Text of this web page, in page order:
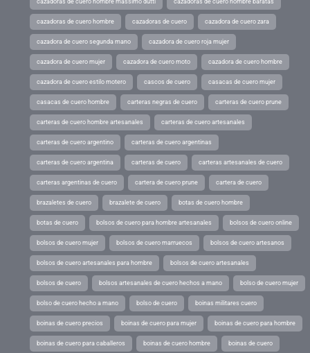
cazadoras de cuero hombre cazadoras de cuero cazadora de cuero zara
cazadora de cuero segunda mano cazadora de cuero roja mujer
cazadora de cuero mujer cazadora de cuero moto cazadora de cuero hombre
cazadora de cuero estilo motero cascos de cuero casacas de cuero mujer
casacas de cuero hombre carteras negras de cuero carteras de cuero prune
carteras de cuero hombre artesanales carteras de cuero artesanales
carteras de cuero argentino carteras de cuero argentinas
carteras de cuero argentina carteras de cuero carteras artesanales de cuero
carteras argentinas de cuero cartera de cuero prune cartera de cuero
brazaletes de cuero brazalete de cuero botas de cuero hombre
botas de cuero bolsos de cuero para hombre artesanales bolsos de cuero online
bolsos de cuero mujer bolsos de cuero marruecos bolsos de cuero artesanos
bolsos de cuero artesanales para hombre bolsos de cuero artesanales
bolsos de cuero bolsos artesanales de cuero hechos a mano bolso de cuero mujer
bolso de cuero hecho a mano bolso de cuero boinas militares cuero
boinas de cuero precios boinas de cuero para mujer boinas de cuero para hombre
boinas de cuero para caballeros boinas de cuero hombre boinas de cuero